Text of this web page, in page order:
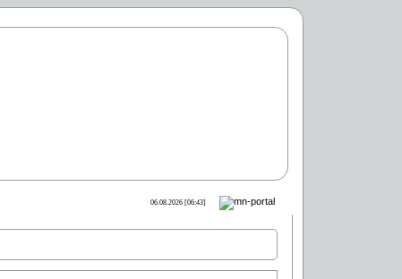
06.08.2026 [06:43]